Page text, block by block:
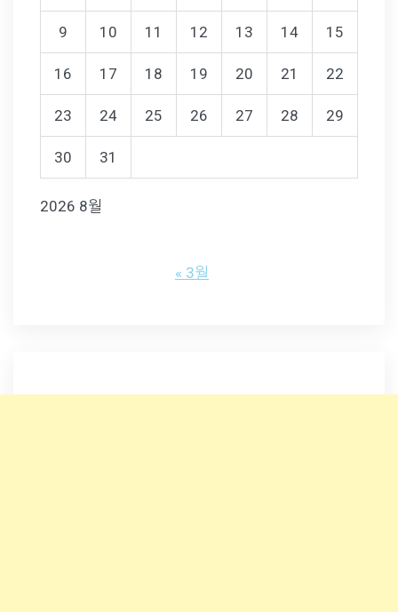
2026 8월
9 10 11 12 13 14 15
16 17 18 19 20 21 22
23 24 25 26 27 28 29
30 31
« 3월